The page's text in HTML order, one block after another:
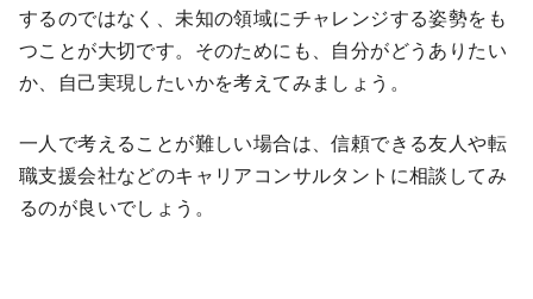
するのではなく、未知の領域にチャレンジする姿勢をも
つことが大切です。そのためにも、自分がどうありたい
か、自己実現したいかを考えてみましょう。
一人で考えることが難しい場合は、信頼できる友人や転
職支援会社などのキャリアコンサルタントに相談してみ
るのが良いでしょう。